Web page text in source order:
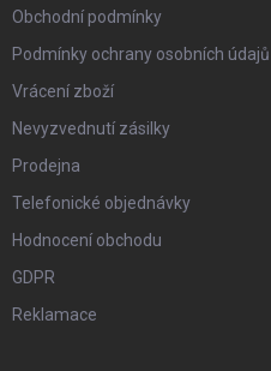
Obchodní podmínky
Podmínky ochrany osobních údajů
Vrácení zboží
Nevyzvednutí zásilky
Prodejna
Telefonické objednávky
Hodnocení obchodu
GDPR
Reklamace